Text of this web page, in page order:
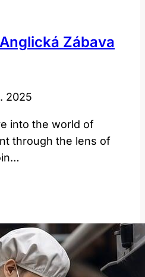
Zábava
2025
into the ⁢world of
‍through the lens of